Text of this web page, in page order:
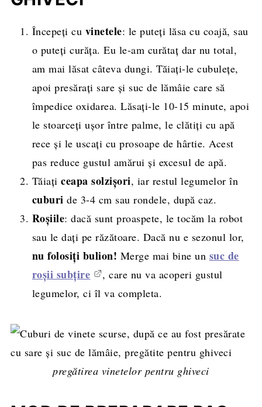
Începeți cu vinetele: le puteți lăsa cu coajă, sau
o puteți curăța. Eu le-am curătaț dar nu total,
am mai lăsat câteva dungi. Tăiați-le cubulețe,
apoi presărați sare și suc de lămâie care să
împedice oxidarea. Lăsați-le 10-15 minute, apoi
le stoarceți ușor între palme, le clătiți cu apă
rece și le uscați cu prosoape de hârtie. Acest
pas reduce gustul amărui și excesul de apă.
Tăiațiceapa solzișori, iar restul legumelor în
cuburide 3-4 cm sau rondele, după caz.
Roșiile: dacă sunt proaspete, le tocăm la robot
sau le dați pe răzătoare. Dacă nu e sezonul lor,
nu folosiți bulion! Merge mai bine un suc de
roșii subțire
, care nu va acoperi gustul
legumelor, ci îl va completa.
pregătirea vinetelor pentru ghiveci